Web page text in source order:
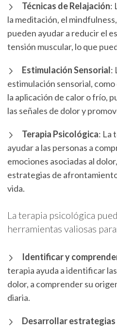
Técnicas de Relajación:
la meditación, el
pueden ayudar a reducir el
tensión muscular, lo que
Estimulación Sensorial:
estimulación sensorial,
la aplicación de calor o frío,
las señales de dolor y
Terapia Psicológica: La
ayudar a las personas a
emociones asociadas al
estrategias de
vida.
La terapia psicológica
herramientas valiosas
Identificar y
terapia ayuda a identificar
dolor, a comprender su
diaria.
Desarrollar